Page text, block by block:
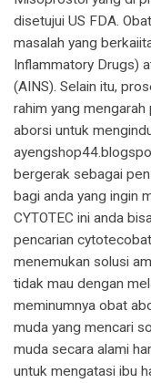
disetujui US FDA.
masalah yang
Inflammatory Drugs)
(AINS). Selain itu,
rahim yang
aborsi untuk
bergerak sebagai
bagi anda yang ingin
CYTOTEC ini anda
pencarian
menemukan solusi
tidak mau dengan
meminumnya obat
muda yang mencari
muda secara alami
untuk mengatasi ibu